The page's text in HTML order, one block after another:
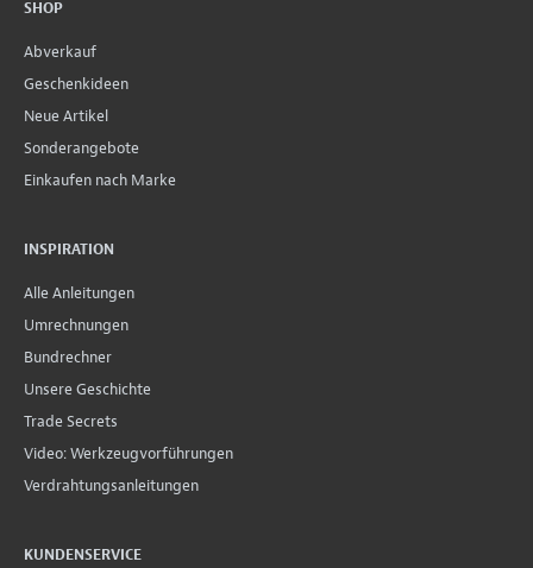
SHOP
Abverkauf
Geschenkideen
Neue Artikel
Sonderangebote
Einkaufen nach Marke
INSPIRATION
Alle Anleitungen
Umrechnungen
Bundrechner
Unsere Geschichte
Trade Secrets
Video: Werkzeugvorführungen
Verdrahtungsanleitungen
KUNDENSERVICE